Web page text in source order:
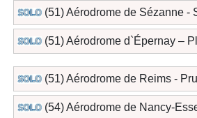
(51) Aérodrome de Sézanne -
(51) Aérodrome d`Épernay –
(51) Aérodrome de Reims -
(54) Aérodrome de Nancy-